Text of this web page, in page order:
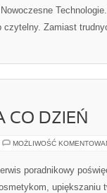
czytelny. Zamiast
CO DZIEŃ
MOŻLIWOŚĆ
poradnikowy
upiększaniu